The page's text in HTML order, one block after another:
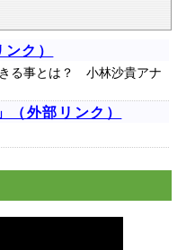
ク）
る事とは？ 小林沙貴アナ
外部リンク）